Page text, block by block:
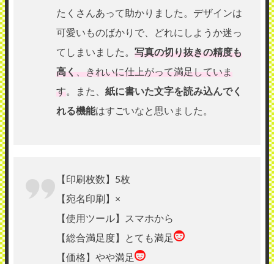
たくさんあって助かりました。デザインは
可愛いものばかりで、どれにしようか迷っ
てしまいました。 写真の切り抜きの精度も
高く 、きれいに仕上がって満足していま
す。また、 紙に書いた文字を読み込んでく
れる機能はすごいなと思いました。
【印刷枚数】5枚
【宛名印刷】×
【使用ツール】スマホから
【総合満足度】とても満足
【価格】やや満足